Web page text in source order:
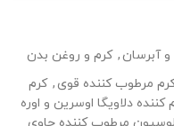
آبرسان , کرم و روغن بدن
مرطوب کننده قوی , کرم
کننده دلاویگا اوسرین و اوره